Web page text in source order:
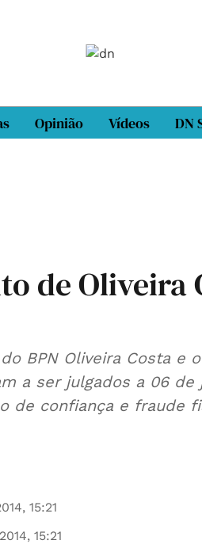
Opinião Vídeos DN
de Oliveira
de confiança e fraude
15:21
15:21